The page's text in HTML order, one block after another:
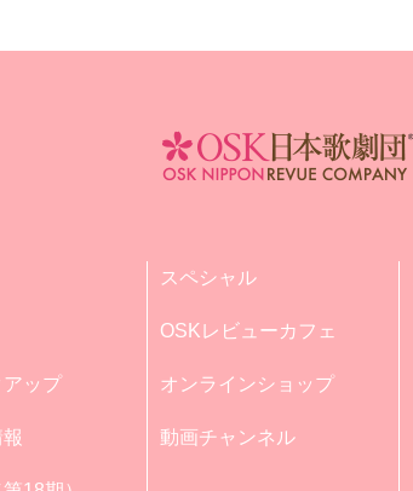
ップ
スペシャル
OSKレビューカフェ
オンラインショップ
動画チャンネル